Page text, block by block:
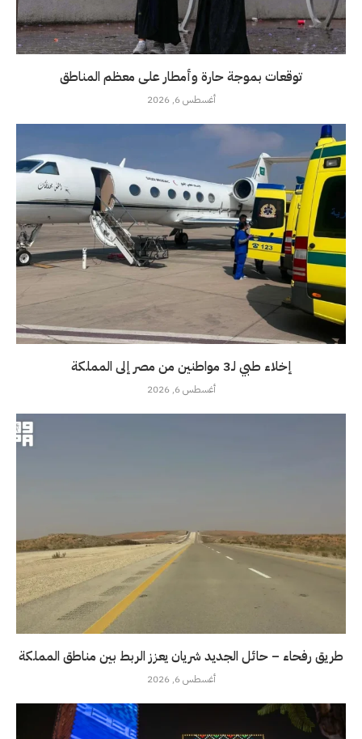
توقعات بموجة حارة وأمطار على معظم المناطق
أغسطس 6, 2026
إخلاء طبي لـ3 مواطنين من مصر إلى المملكة
أغسطس 6, 2026
طريق رفحاء – حائل الجديد شريان يعزز الربط بين مناطق المملكة
أغسطس 6, 2026